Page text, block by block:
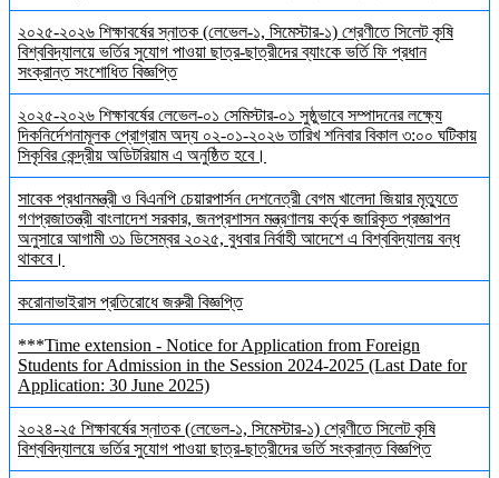
২০২৫-২০২৬ শিক্ষাবর্ষের স্নাতক (লেভেল-১, সিমেস্টার-১) শ্রেণীতে সিলেট কৃষি
বিশ্ববিদ্যালয়ে ভর্তির সুযোগ পাওয়া ছাত্র-ছাত্রীদের ব্যাংকে ভর্তি ফি প্রধান
সংক্রান্ত সংশোধিত বিজ্ঞপ্তি
২০২৫-২০২৬ শিক্ষাবর্ষের লেভেল-০১ সেমিস্টার-০১ সুষ্ঠুভাবে সম্পাদনের লক্ষ্যে
দিকনির্দেশনামূলক প্রোগ্রাম অদ্য ০২-০১-২০২৬ তারিখ শনিবার বিকাল ৩:০০ ঘটিকায়
সিকৃবির কেন্দ্রীয় অডিটরিয়াম এ অনুষ্ঠিত হবে।
সাবেক প্রধানমন্ত্রী ও বিএনপি চেয়ারপার্সন দেশনেত্রী বেগম খালেদা জিয়ার মৃত্যুতে
গণপ্রজাতন্ত্রী বাংলাদেশ সরকার, জনপ্রশাসন মন্ত্রণালয় কর্তৃক জারিকৃত প্রজ্ঞাপন
অনুসারে আগামী ৩১ ডিসেম্বর ২০২৫, বুধবার নির্বাহী আদেশে এ বিশ্ববিদ্যালয় বন্ধ
থাকবে।
করোনাভাইরাস প্রতিরোধে জরুরী বিজ্ঞপ্তি
***Time extension - Notice for Application from Foreign
Students for Admission in the Session 2024-2025 (Last Date for
Application: 30 June 2025)
২০২৪-২৫ শিক্ষাবর্ষের স্নাতক (লেভেল-১, সিমেস্টার-১) শ্রেণীতে সিলেট কৃষি
বিশ্ববিদ্যালয়ে ভর্তির সুযোগ পাওয়া ছাত্র-ছাত্রীদের ভর্তি সংক্রান্ত বিজ্ঞপ্তি